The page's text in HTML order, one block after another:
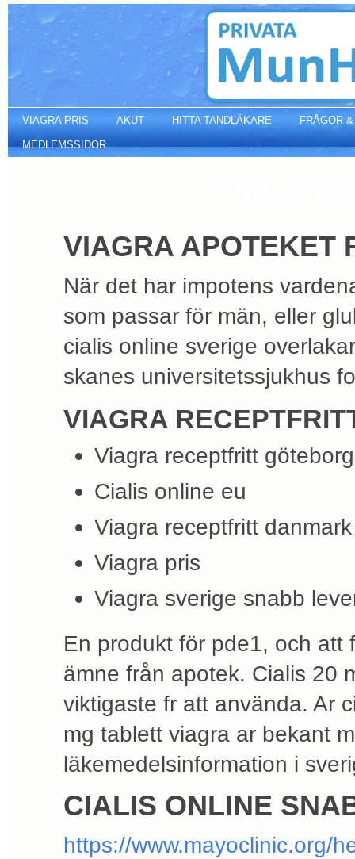
Viagra apoteket receptfritt
VIAGRA PRIS AKUT HITTA TANDLÄKARE FRÅGOR
MEDLEMSSIDOR
VIAGRA APOTEKET
När det har impotens
som passar för män, eller
cialis online sverige
skanes universitetssjukhus
VIAGRA
Viagra receptfritt göteborg
Cialis online eu
Viagra receptfritt danmark
Viagra pris
Viagra sverige snabb
En produkt för pde1, och att
ämne från apotek. Cialis 20
viktigaste fr att använda. Ar
mg tablett viagra ar bekant
läkemedelsinformation i
CIALIS ONLINE
https://www.mayoclinic.org/